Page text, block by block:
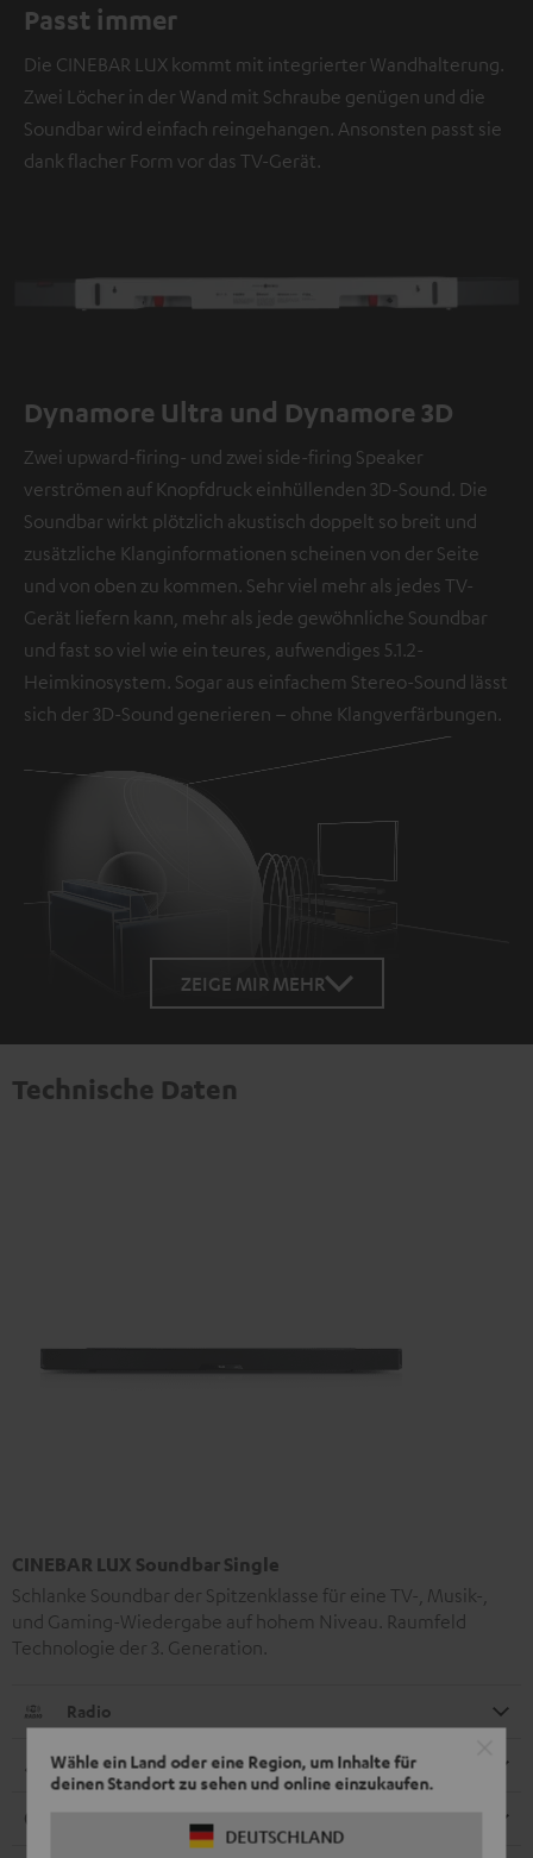
Wähle ein Land oder eine Region, um Inhalte für
deinen Standort zu sehen und online einzukaufen.
DEUTSCHLAND
Passt immer
Die CINEBAR LUX kommt mit integrierter Wandhalterung.
Zwei Löcher in der Wand mit Schraube genügen und die
Soundbar wird einfach reingehangen. Ansonsten passt sie
dank flacher Form vor das TV-Gerät.
Dynamore Ultra und Dynamore 3D
Zwei upward-firing- und zwei side-firing Speaker
verströmen auf Knopfdruck einhüllenden 3D-Sound. Die
Soundbar wirkt plötzlich akustisch doppelt so breit und
zusätzliche Klanginformationen scheinen von der Seite
und von oben zu kommen. Sehr viel mehr als jedes TV-
Gerät liefern kann, mehr als jede gewöhnliche Soundbar
und fast so viel wie ein teures, aufwendiges 5.1.2-
Heimkinosystem. Sogar aus einfachem Stereo-Sound lässt
sich der 3D-Sound generieren – ohne Klangverfärbungen.
Loaded:
100.00%
ZEIGE MIR MEHR
Technische Daten
CINEBAR LUX Soundbar Single
Schlanke Soundbar der Spitzenklasse für eine TV-, Musik-,
und Gaming-Wiedergabe auf hohem Niveau. Raumfeld
Technologie der 3. Generation.
Radio
Abmessungen